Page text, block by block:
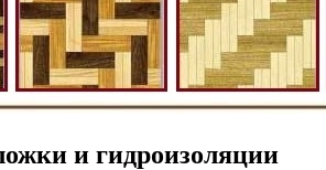
и гидроизоляции